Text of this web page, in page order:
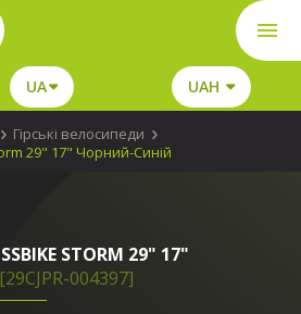
UA UAH
Гірські велосипеди
29" 17" Чорний-Синій
STORM 29" 17"
[29CJPR-004397]